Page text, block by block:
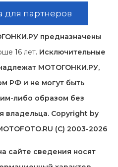
для партнеров
предназначены
16 лет. Исключительные
МОТОГОНКИ.РУ,
РФ и не могут быть
либо образом без
владельца. Copyright by
(C) 2003-2026
cайте сведения носят